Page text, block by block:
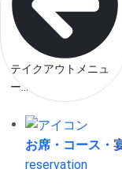
テイクアウトメニュ
ー...
お席・コース・
reservation